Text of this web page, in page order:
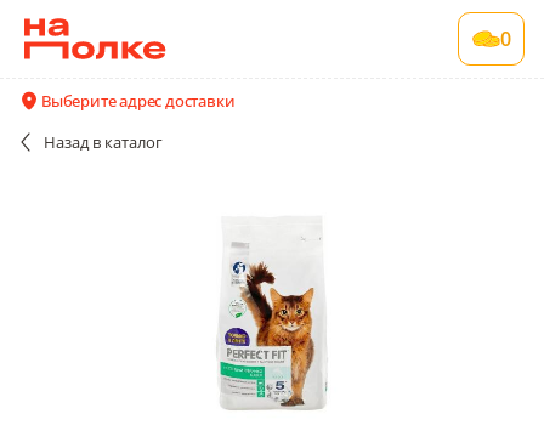
0
Выберите адрес доставки
Назад в каталог
стерилизованных кошек с лососем 2,5 кг.,
1 шт в упаковке , срок годности 24 мес
Все поставщики и цены